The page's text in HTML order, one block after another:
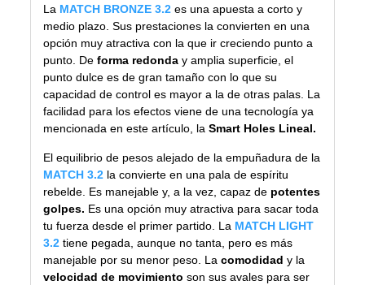
La MATCH BRONZE 3.2 es una apuesta a corto y
medio plazo. Sus prestaciones la convierten en una
opción muy atractiva con la que ir creciendo punto a
punto. Deforma redonda y amplia superficie, el
punto dulce es de gran tamaño con lo que su
capacidad de control es mayor a la de otras palas. La
facilidad para los efectos viene de una tecnología ya
mencionada en este artículo, laSmart Holes Lineal.
El equilibrio de pesos alejado de la empuñadura de la
MATCH 3.2 la convierte en una pala de espíritu
rebelde. Es manejable y, a la vez, capaz de potentes
golpes. Es una opción muy atractiva para sacar toda
tu fuerza desde el primer partido. La MATCH LIGHT
3.2 tiene pegada, aunque no tanta, pero es más
manejable por su menor peso. Lacomodidad y la
velocidad de movimiento son sus avales para ser